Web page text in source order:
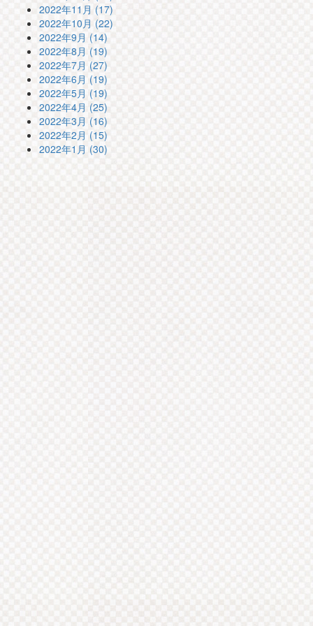
2022年11月 (17)
2022年10月 (22)
2022年9月 (14)
2022年8月 (19)
2022年7月 (27)
2022年6月 (19)
2022年5月 (19)
2022年4月 (25)
2022年3月 (16)
2022年2月 (15)
2022年1月 (30)